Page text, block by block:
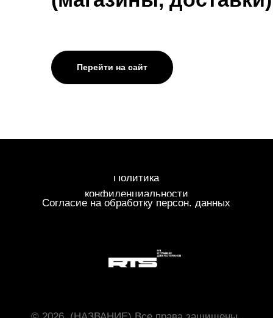
Перейти на сайт
© 2026. (НАЗВАНИЕ) Все права защищены.
Согласие на обработку персон. данных
© 2026. (НАЗВАНИЕ) Все права защищены.
Политика конфиденциальности